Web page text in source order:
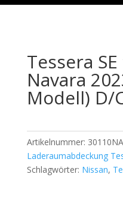
Tessera
Navara
Modell) D/
Artikelnummer:
Laderaumabdeckung
Schlagwörter: Nissan,